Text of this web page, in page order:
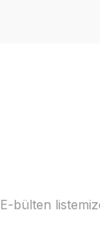
E-bülten